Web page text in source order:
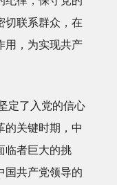
切联系群众，在
用，为实现共产
定了入党的信心
的关键时期，中
临者巨大的挑
国共产党领导的